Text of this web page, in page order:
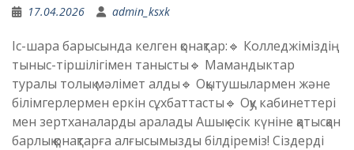
17.04.2026 admin_ksxk
Іс-шара барысында келген қонақтар:🔹 Колледжіміздің
тыныс-тіршілігімен танысты🔹 Мамандыктар
туралы толық мәлімет алды🔹 Оқытушылармен және
білімгерлермен еркін сұхбаттасты🔹 Оқу кабинеттері
мен зертханаларды аралады Ашық есік күніне қатысқан
барлық қонақтарға алғысымызды білдіреміз! Сіздерді